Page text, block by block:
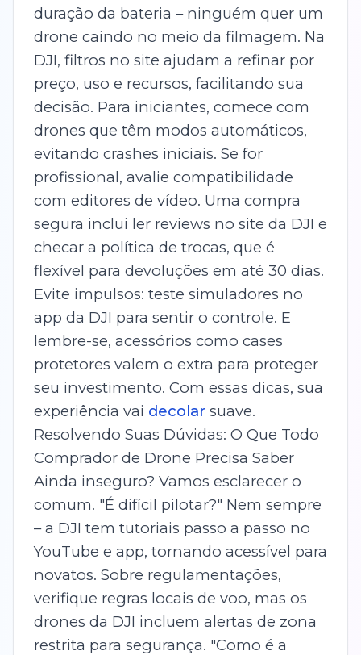
duração da bateria – ninguém quer um
drone caindo no meio da filmagem. Na
DJI, filtros no site ajudam a refinar por
preço, uso e recursos, facilitando sua
decisão. Para iniciantes, comece com
drones que têm modos automáticos,
evitando crashes iniciais. Se for
profissional, avalie compatibilidade
com editores de vídeo. Uma compra
segura inclui ler reviews no site da DJI e
checar a política de trocas, que é
flexível para devoluções em até 30 dias.
Evite impulsos: teste simuladores no
app da DJI para sentir o controle. E
lembre-se, acessórios como cases
protetores valem o extra para proteger
seu investimento. Com essas dicas, sua
experiência vai decolar suave.
Resolvendo Suas Dúvidas: O Que Todo
Comprador de Drone Precisa Saber
Ainda inseguro? Vamos esclarecer o
comum. "É difícil pilotar?" Nem sempre
– a DJI tem tutoriais passo a passo no
YouTube e app, tornando acessível para
novatos. Sobre regulamentações,
verifique regras locais de voo, mas os
drones da DJI incluem alertas de zona
restrita para segurança. "Como é a